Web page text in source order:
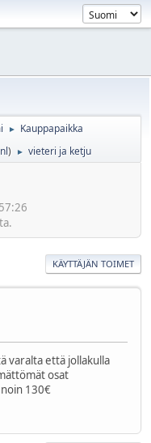
► Kauppapaikka
) ► vieteri ja ketju
KÄYTTÄJÄN TOIMET
varalta että jollakulla
osat
130€